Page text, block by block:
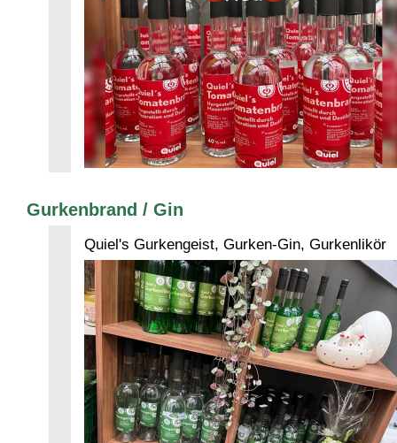
Gurkenbrand / Gin
Quiel's Gurkengeist, Gurken-Gin, Gurkenlikör